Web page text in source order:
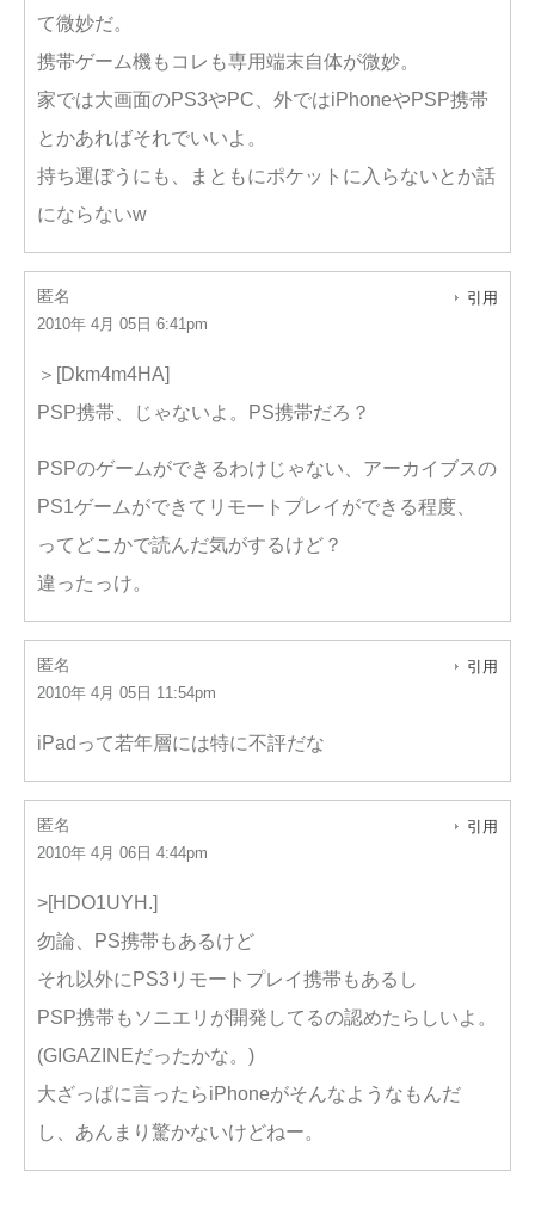
て微妙だ。
携帯ゲーム機もコレも専用端末自体が微妙。
家では大画面のPS3やPC、外ではiPhoneやPSP携帯
とかあればそれでいいよ。
持ち運ぼうにも、まともにポケットに入らないとか話
にならないw
匿名
2010年 4月 05日 6:41pm
引用
＞[Dkm4m4HA]
PSP携帯、じゃないよ。PS携帯だろ？
PSPのゲームができるわけじゃない、アーカイブスの
PS1ゲームができてリモートプレイができる程度、
ってどこかで読んだ気がするけど？
違ったっけ。
匿名
2010年 4月 05日 11:54pm
引用
iPadって若年層には特に不評だな
匿名
2010年 4月 06日 4:44pm
引用
>[HDO1UYH.]
勿論、PS携帯もあるけど
それ以外にPS3リモートプレイ携帯もあるし
PSP携帯もソニエリが開発してるの認めたらしいよ。
(GIGAZINEだったかな。)
大ざっぱに言ったらiPhoneがそんなようなもんだ
し、あんまり驚かないけどねー。